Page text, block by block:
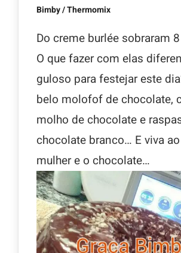
Bimby / Thermomix
Do creme burlée sobraram
O que fazer com elas
guloso para festejar este
belo molofof de chocolate,
molho de chocolate e
chocolate branco… E viva
mulher e o chocolate…